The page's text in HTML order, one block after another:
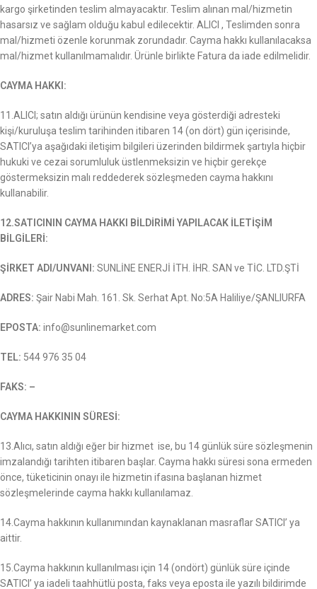
kargo şirketinden teslim almayacaktır. Teslim alınan mal/hizmetin
hasarsız ve sağlam olduğu kabul edilecektir. ALICI , Teslimden sonra
mal/hizmeti özenle korunmak zorundadır. Cayma hakkı kullanılacaksa
mal/hizmet kullanılmamalıdır. Ürünle birlikte Fatura da iade edilmelidir.
CAYMA HAKKI:
11.ALICI; satın aldığı ürünün kendisine veya gösterdiği adresteki
kişi/kuruluşa teslim tarihinden itibaren 14 (on dört) gün içerisinde,
SATICI’ya aşağıdaki iletişim bilgileri üzerinden bildirmek şartıyla hiçbir
hukuki ve cezai sorumluluk üstlenmeksizin ve hiçbir gerekçe
göstermeksizin malı reddederek sözleşmeden cayma hakkını
kullanabilir.
12.SATICININ CAYMA HAKKI BİLDİRİMİ YAPILACAK İLETİŞİM
BİLGİLERİ:
ŞİRKET ADI/UNVANI: SUNLİNE ENERJİ İTH. İHR. SAN ve TİC. LTD.ŞTİ
ADRES: Şair Nabi Mah. 161. Sk. Serhat Apt. No:5A Haliliye/ŞANLIURFA
EPOSTA: info@sunlinemarket.com
TEL: 544 976 35 04
FAKS: –
CAYMA HAKKININ SÜRESİ:
13.Alıcı, satın aldığı eğer bir hizmet ise, bu 14 günlük süre sözleşmenin
imzalandığı tarihten itibaren başlar. Cayma hakkı süresi sona ermeden
önce, tüketicinin onayı ile hizmetin ifasına başlanan hizmet
sözleşmelerinde cayma hakkı kullanılamaz.
14.Cayma hakkının kullanımından kaynaklanan masraflar SATICI’ ya
aittir.
15.Cayma hakkının kullanılması için 14 (ondört) günlük süre içinde
SATICI’ ya iadeli taahhütlü posta, faks veya eposta ile yazılı bildirimde